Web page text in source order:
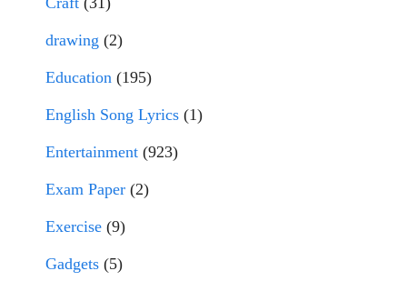
drawing (2)
Education (195)
English Song Lyrics (1)
Entertainment (923)
Exam Paper (2)
Exercise (9)
Gadgets (5)